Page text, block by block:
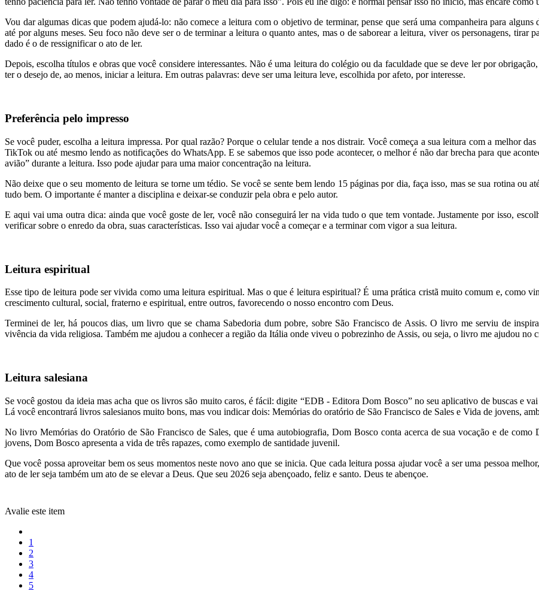
Vou dar algumas dicas que podem ajudá-lo: não comece a leitura com o objetivo de terminar, pense que será uma companheira para
até por alguns meses. Seu foco não deve ser o de terminar a leitura o quanto antes, mas o de saborear a leitura, viver os personagens, tirar
dado é o de ressignificar o ato de ler.
Depois, escolha títulos e obras que você considere interessantes. Não é uma leitura do colégio ou da faculdade que se deve ler por
ter o desejo de, ao menos, iniciar a leitura. Em outras palavras: deve ser uma leitura leve, escolhida por afeto, por interesse.
Preferência pelo impresso
Se você puder, escolha a leitura impressa. Por qual razão? Porque o celular tende a nos distrair. Você começa a sua leitura com a melhor
TikTok ou até mesmo lendo as notificações do WhatsApp. E se sabemos que isso pode acontecer, o melhor é não dar brecha para que
avião” durante a leitura. Isso pode ajudar para uma maior concentração na leitura.
Não deixe que o seu momento de leitura se torne um tédio. Se você se sente bem lendo 15 páginas por dia, faça isso, mas se sua rotina ou
tudo bem. O importante é manter a disciplina e deixar-se conduzir pela obra e pelo autor.
E aqui vai uma outra dica: ainda que você goste de ler, você não conseguirá ler na vida tudo o que tem vontade. Justamente por isso,
verificar sobre o enredo da obra, suas características. Isso vai ajudar você a começar e a terminar com vigor a sua leitura.
Leitura espiritual
Esse tipo de leitura pode ser vivida como uma leitura espiritual. Mas o que é leitura espiritual? É uma prática cristã muito comum e, como
crescimento cultural, social, fraterno e espiritual, entre outros, favorecendo o nosso encontro com Deus.
Terminei de ler, há poucos dias, um livro que se chama Sabedoria dum pobre, sobre São Francisco de Assis. O livro me serviu de
vivência da vida religiosa. Também me ajudou a conhecer a região da Itália onde viveu o pobrezinho de Assis, ou seja, o livro me ajudou no
Leitura salesiana
Se você gostou da ideia mas acha que os livros são muito caros, é fácil: digite “EDB - Editora Dom Bosco” no seu aplicativo de buscas e
Lá você encontrará livros salesianos muito bons, mas vou indicar dois: Memórias do oratório de São Francisco de Sales e Vida de jovens,
No livro Memórias do Oratório de São Francisco de Sales, que é uma autobiografia, Dom Bosco conta acerca de sua vocação e de
jovens, Dom Bosco apresenta a vida de três rapazes, como exemplo de santidade juvenil.
Que você possa aproveitar bem os seus momentos neste novo ano que se inicia. Que cada leitura possa ajudar você a ser uma pessoa
ato de ler seja também um ato de se elevar a Deus. Que seu 2026 seja abençoado, feliz e santo. Deus te abençoe.
Avalie este item
1
2
3
4
5